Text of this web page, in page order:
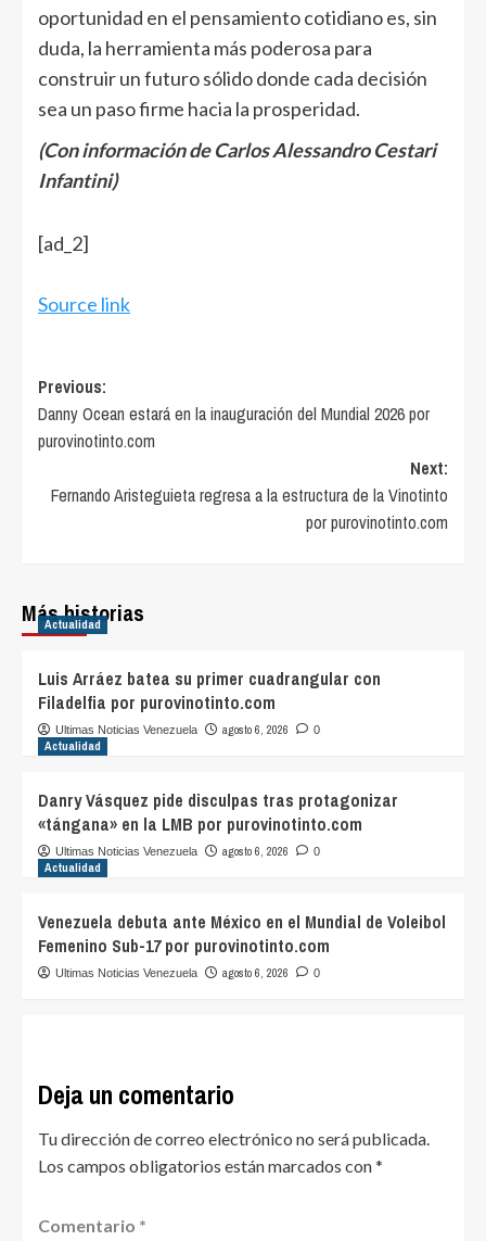
oportunidad en el pensamiento cotidiano es, sin
duda, la herramienta más poderosa para
construir un futuro sólido donde cada decisión
sea un paso firme hacia la prosperidad.
(Con información de Carlos Alessandro Cestari
Infantini)
Navegación
entradas
[ad_2]
Source link
Post
navigation
Previous:
Danny Ocean estará en la inauguración del Mundial 2026 por
purovinotinto.com
Next:
Fernando Aristeguieta regresa a la estructura de la Vinotinto
por purovinotinto.com
Más historias
Actualidad
Luis Arráez batea su primer cuadrangular con
Filadelfia por purovinotinto.com
Ultimas Noticias Venezuela agosto 6, 2026 0
Actualidad
Danry Vásquez pide disculpas tras protagonizar
«tángana» en la LMB por purovinotinto.com
Ultimas Noticias Venezuela agosto 6, 2026 0
Actualidad
Venezuela debuta ante México en el Mundial de Voleibol
Femenino Sub-17 por purovinotinto.com
Ultimas Noticias Venezuela agosto 6, 2026 0
Deja un comentario
Tu dirección de correo electrónico no será publicada.
Los campos obligatorios están marcados con*
Comentario *